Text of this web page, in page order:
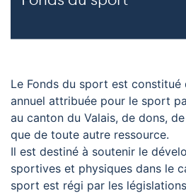
Le Fonds du sport est
annuel attribuée pour le sport
au canton du Valais, de dons,
que de toute autre ressource.
Il est destiné à soutenir le
sportives et physiques dans le
sport est régi par les